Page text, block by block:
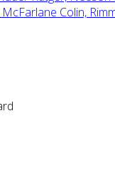
McFarlane Colin,